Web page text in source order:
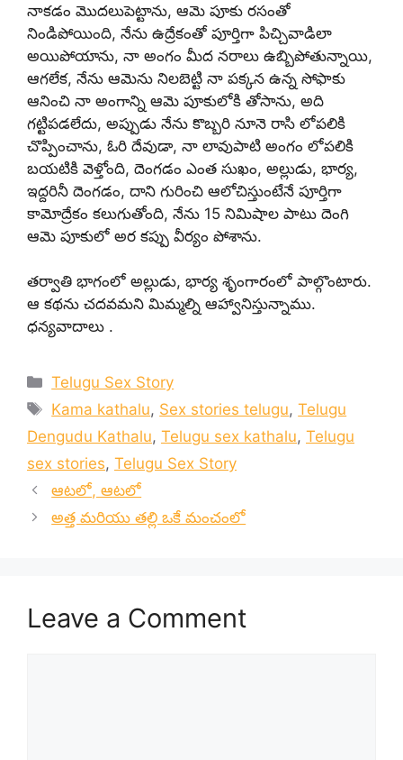
నాకడం మొదలుపెట్టాను, ఆమె పూకు రసంతో
నిండిపోయింది, నేను ఉద్రేకంతో పూర్తిగా పిచ్చివాడిలా
అయిపోయాను, నా అంగం మీద నరాలు ఉబ్బిపోతున్నాయి,
ఆగలేక, నేను ఆమెను నిలబెట్టి నా పక్కన ఉన్న సోఫాకు
ఆనించి నా అంగాన్ని ఆమె పూకులోకి తోసాను, అది
గట్టిపడలేదు, అప్పుడు నేను కొబ్బరి నూనె రాసి లోపలికి
చొప్పించాను, ఓరి దేవుడా, నా లావుపాటి అంగం లోపలికి
బయటికి వెళ్తోంది, దెంగడం ఎంత సుఖం, అల్లుడు, భార్య,
ఇద్దరినీ దెంగడం, దాని గురించి ఆలోచిస్తుంటేనే పూర్తిగా
కామోద్రేకం కలుగుతోంది, నేను 15 నిమిషాల పాటు దెంగి
ఆమె పూకులో అర కప్పు వీర్యం పోశాను.
తర్వాతి భాగంలో అల్లుడు, భార్య శృంగారంలో పాల్గొంటారు.
ఆ కథను చదవమని మిమ్మల్ని ఆహ్వానిస్తున్నాము.
ధన్యవాదాలు .
Categories
Telugu Sex Story
Tags
Kama kathalu, Sex stories telugu,Telugu
Dengudu Kathalu, Telugu sex kathalu, Telugu
sex stories, Telugu Sex Story
ఆటలో, ఆటలో
అత్త మరియు తల్లి ఒకే మంచంలో
Leave a Comment